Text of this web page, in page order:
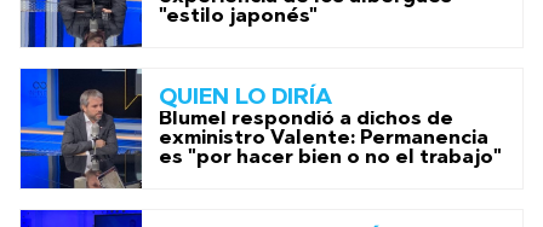
"estilo japonés"
QUIEN LO DIRÍA
Blumel respondió a dichos de
exministro Valente: Permanencia
es "por hacer bien o no el trabajo"